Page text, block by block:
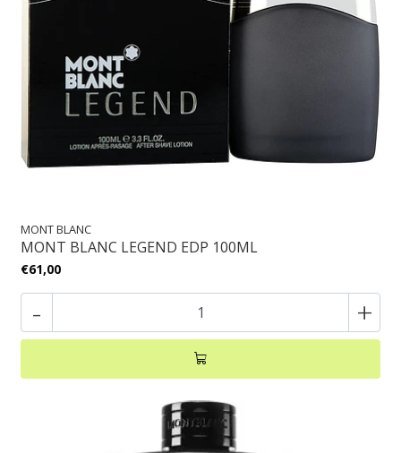
MONT BLANC
MONT BLANC LEGEND EDP 100ML
€61,00
- +